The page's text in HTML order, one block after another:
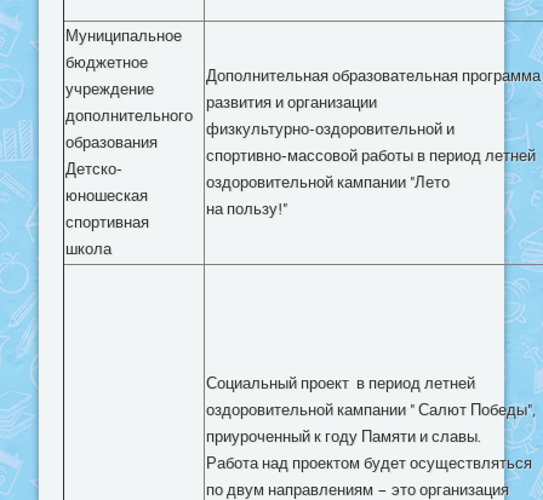
Муниципальное
бюджетное
учреждение
дополнительного
образования
Детско-
юношеская
спортивная
школа
Дополнительная образовательная программа
развития и организации
физкультурно-оздоровительной и
спортивно-массовой работы в период летней
оздоровительной кампании "Лето
на пользу!"
Социальный проект в период летней
оздоровительной кампании " Салют Победы",
приуроченный к году Памяти и славы.
Работа над проектом будет осуществляться
по двум направлениям – это организация